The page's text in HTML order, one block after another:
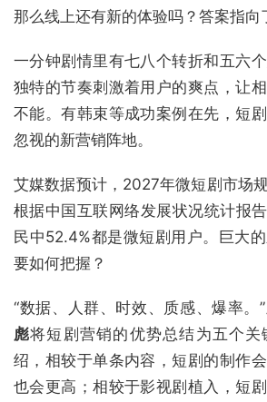
那么线上还有新的体验吗？答案指向
一分钟剧情里有七八个转折和五六
独特的节奏刺激着用户的爽点，让
不能。有韩束等成功案例在先，短
忽视的新营销阵地。
艾媒数据预计，2027年微短剧市场
根据中国互联网络发展状况统计报
民中52.4%都是微短剧用户。巨大
要如何把握？
“数据、人群、时效、质感、爆率。”
彪将短剧营销的优势总结为五个关
绍，相较于单条内容，短剧的制作
也会更高；相较于影视剧植入，短